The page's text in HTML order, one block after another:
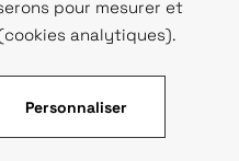
Intéressé par nos produits
contacter
Politique de confidentialité
pour mesurer et
analytiques).
Personnaliser